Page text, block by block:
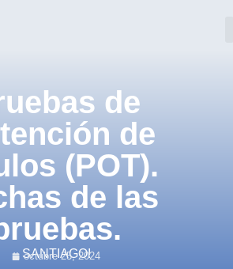
de
de
(POT).
de las
SANTIAGO!
octubre 25, 2024